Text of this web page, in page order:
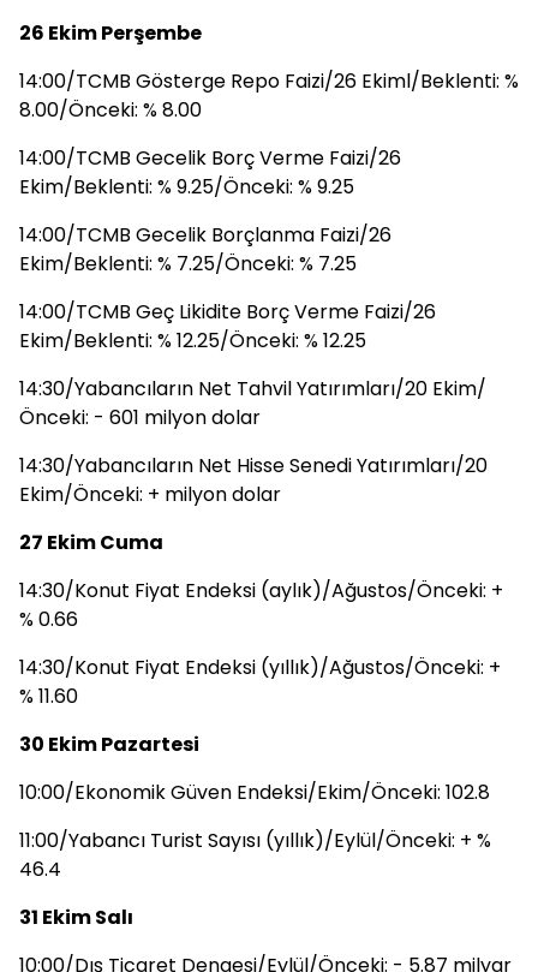
26 Ekim Perşembe
14:00/TCMB Gösterge Repo Faizi/26 Ekiml/Beklenti: %
8.00/Önceki: % 8.00
14:00/TCMB Gecelik Borç Verme Faizi/26
Ekim/Beklenti: % 9.25/Önceki: % 9.25
14:00/TCMB Gecelik Borçlanma Faizi/26
Ekim/Beklenti: % 7.25/Önceki: % 7.25
14:00/TCMB Geç Likidite Borç Verme Faizi/26
Ekim/Beklenti: % 12.25/Önceki: % 12.25
14:30/Yabancıların Net Tahvil Yatırımları/20 Ekim/
Önceki: - 601 milyon dolar
14:30/Yabancıların Net Hisse Senedi Yatırımları/20
Ekim/Önceki: + milyon dolar
27 Ekim Cuma
14:30/Konut Fiyat Endeksi (aylık)/Ağustos/Önceki: +
% 0.66
14:30/Konut Fiyat Endeksi (yıllık)/Ağustos/Önceki: +
% 11.60
30 Ekim Pazartesi
10:00/Ekonomik Güven Endeksi/Ekim/Önceki: 102.8
11:00/Yabancı Turist Sayısı (yıllık)/Eylül/Önceki: + %
46.4
31 Ekim Salı
10:00/Dış Ticaret Dengesi/Eylül/Önceki: - 5.87 milyar